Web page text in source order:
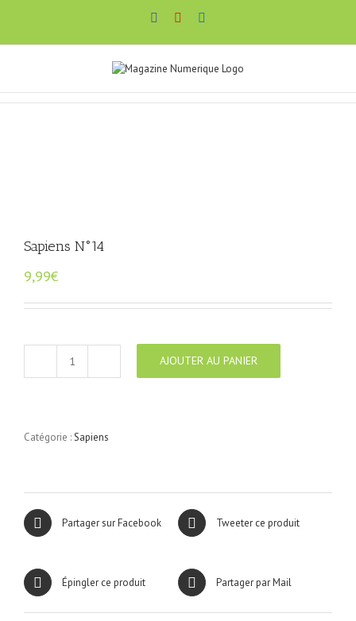
FacebookYouTube
Sapiens N°14
9,99€
quantité
AJOUTER AU PANIER
Catégorie :Sapiens
Partager sur Facebook Tweeter ce produit
Épingler ce produit Partager par Mail